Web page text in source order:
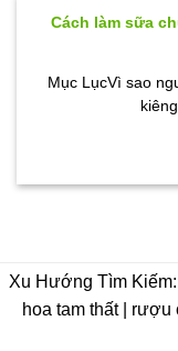
Cách làm sữa
Mục LụcVì sao
Xu Hướng Tìm
hoa tam thất |